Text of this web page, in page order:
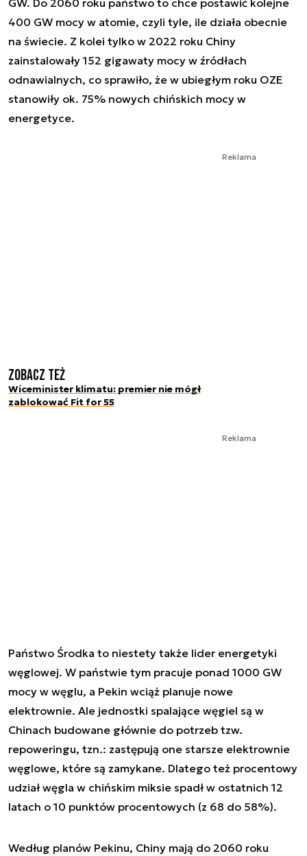
400 GW mocy w atomie, czyli tyle, ile działa obecnie
na świecie. Z kolei tylko w 2022 roku Chiny
zainstalowały 152 gigawaty mocy w źródłach
odnawialnych, co sprawiło, że w ubiegłym roku OZE
stanowiły ok. 75% nowych chińskich mocy w
energetyce.
Reklama
Zobacz też
Wiceminister klimatu: premier nie mógł
zablokować Fit for 55
Reklama
Państwo Środka to niestety także lider energetyki
węglowej. W państwie tym pracuje ponad 1000 GW
mocy w węglu, a Pekin wciąż planuje nowe
elektrownie. Ale jednostki spalające węgiel są w
Chinach budowane głównie do potrzeb tzw.
repoweringu, tzn.: zastępują one starsze elektrownie
węglowe, które są zamykane. Dlatego też procentowy
udział węgla w chińskim miksie spadł w ostatnich 12
latach o 10 punktów procentowych (z 68 do 58%).
Według planów Pekinu, Chiny mają do 2060 roku